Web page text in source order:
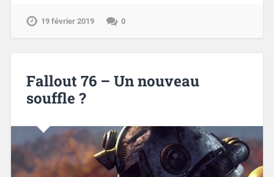
19 février 2019 0
Fallout 76 – Un nouveau
souffle ?